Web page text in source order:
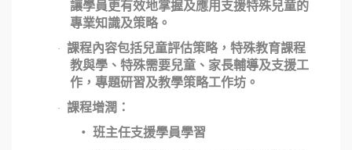
讓學員更有效地掌握及應用支援特殊兒童的
專業知識及策略。
· 課程內容包括兒童評估策略，特殊教育課程
教與學、特殊需要兒童、家長輔導及支援工
作，專題研習及教學策略工作坊。
· 課程增潤：
‧ 班主任支援學員學習